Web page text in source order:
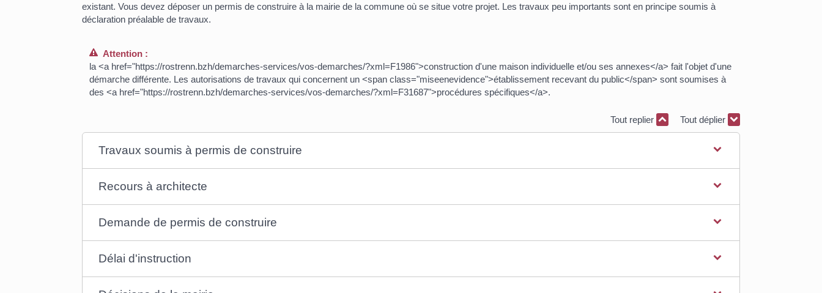
existant. Vous devez déposer un permis de construire à la mairie de la commune où se situe votre projet. Les travaux peu importants sont en principe soumis à
déclaration préalable de travaux.
Attention :
la <a href="https://rostrenn.bzh/demarches-services/vos-demarches/?xml=F1986">construction d'une maison individuelle et/ou ses annexes</a> fait l'objet d'une
démarche différente. Les autorisations de travaux qui concernent un <span class="miseenevidence">établissement recevant du public</span> sont soumises à
des <a href="https://rostrenn.bzh/demarches-services/vos-demarches/?xml=F31687">procédures spécifiques</a>.
Tout replier Tout déplier
Travaux soumis à permis de construire
Recours à architecte
Demande de permis de construire
Délai d'instruction